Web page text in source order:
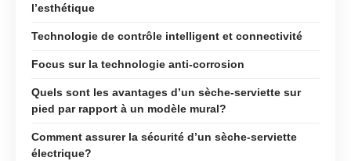
l’esthétique
Technologie de contrôle intelligent et connectivité
Focus sur la technologie anti-corrosion
Quels sont les avantages d’un sèche-serviette sur
pied par rapport à un modèle mural?
Comment assurer la sécurité d’un sèche-serviette
électrique?